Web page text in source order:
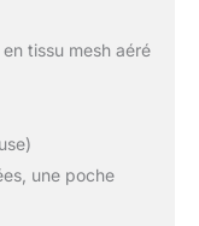
tissu mesh aéré
une poche